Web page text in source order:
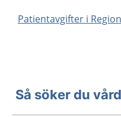
Patientavgifter i
Så söker du